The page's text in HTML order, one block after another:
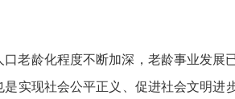
老龄化程度不断加深，老龄事业发
实现社会公平正义、促进社会文明